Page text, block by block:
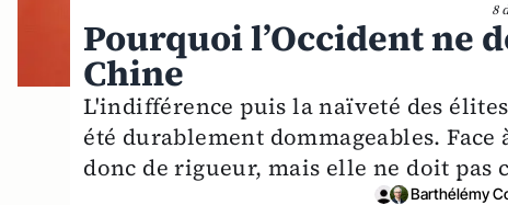
8
Pourquoi l’Occident ne
Chine
L'indifférence puis la naïveté des
été durablement dommageables.
donc de rigueur, mais elle ne doit pas
Barthélémy